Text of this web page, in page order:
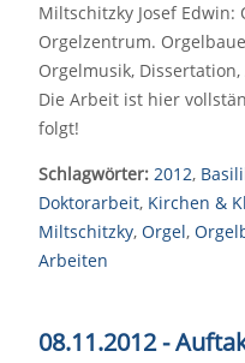
Miltschitzky Josef
Orgelzentrum.
Orgelmusik, Dissertation,
Die Arbeit ist hier
folgt!
Schlagwörter: 2012,
Doktorarbeit, Kirchen &
Miltschitzky, Orgel,
Arbeiten
08.11.2012 -